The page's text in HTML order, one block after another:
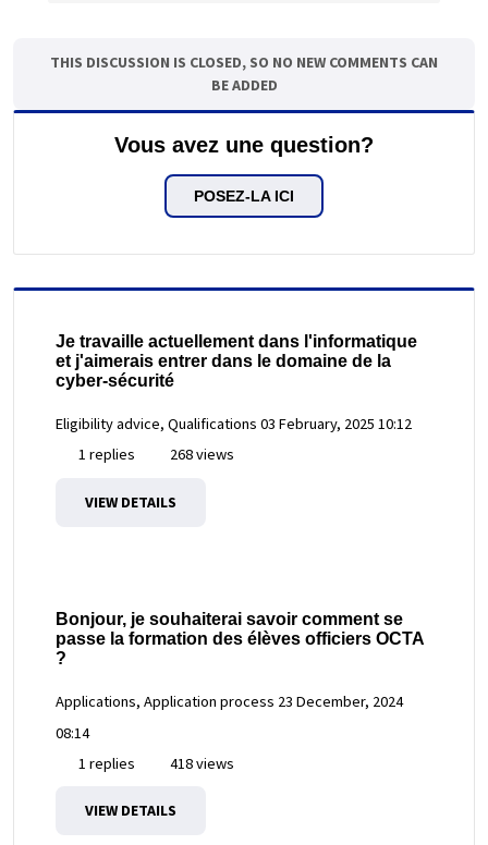
THIS DISCUSSION IS CLOSED, SO NO NEW COMMENTS CAN
BE ADDED
Vous avez une question?
POSEZ-LA ICI
Je travaille actuellement dans l'informatique
et j'aimerais entrer dans le domaine de la
cyber-sécurité
Eligibility advice, Qualifications 03 February, 2025 10:12
1 replies
268 views
VIEW DETAILS
Bonjour, je souhaiterai savoir comment se
passe la formation des élèves officiers OCTA
?
Applications, Application process 23 December, 2024
08:14
1 replies
418 views
VIEW DETAILS